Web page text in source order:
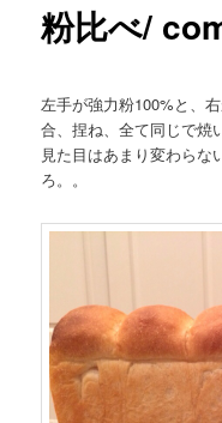
粉比べ/
左手が強力粉100%と、
合、捏ね、全て同じで焼
見た目はあまり変わらな
ろ。。